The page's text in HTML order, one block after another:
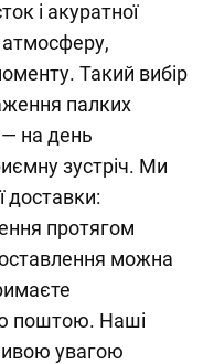
і акуратної
Такий вибір
палких
— на день
зустріч. Ми
доставки:
протягом
можна
поштою. Наші
увагою